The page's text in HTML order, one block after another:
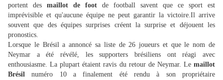
portent des maillot de foot de football savent que ce sport est
imprévisible et qu'aucune équipe ne peut garantir la victoire.Il arrive
souvent que des équipes surprises créent la surprise et déjouent les
pronostics.
Lorsque le Brésil a annoncé sa liste de 26 joueurs et que le nom de
Neymar a été révélé, les supporters brésiliens ont réagi avec
enthousiasme. La plupart étaient ravis du retour de Neymar. Le maillot
Brésil numéro 10 a finalement été rendu à son propriétaire